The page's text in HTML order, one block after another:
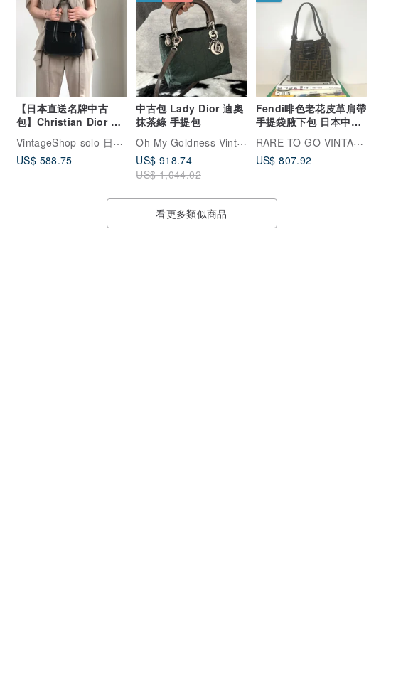
【日本直送名牌中古
包】Christian Dior 黑
色橢圓 Logo 皮革翻蓋
手提包 aidfua
VintageShop solo 日本直送中古包專賣店
US$ 588.75
中古包 Lady Dior 迪奧
抹茶綠 手提包
Oh My Goldness Vintage 持牌鑑定師的中古選物店
US$ 918.74
US$ 1,044.02
Fendi啡色老花皮革肩帶
手提袋腋下包 日本中古
Vintage
RARE TO GO VINTAGE 日出中古研究所 | 中古名牌選品店
US$ 807.92
看更多類似商品